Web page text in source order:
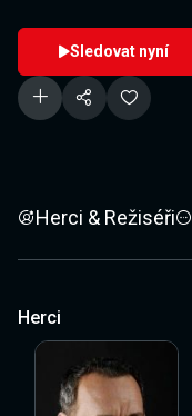
Sledovat nyní
Herci & Režiséři
Herci